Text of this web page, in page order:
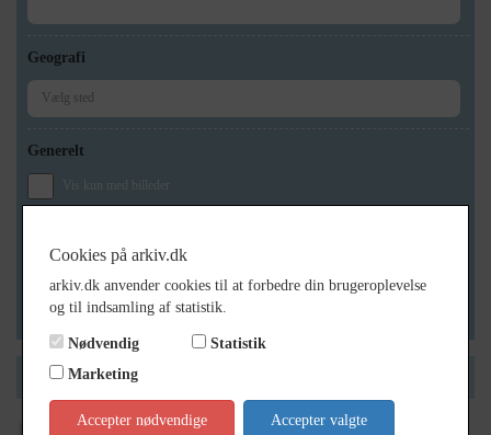
Geografi
Generelt
Vis kun med billeder
Vis kun med lydklip
Vis kun med kilder
Vis kun med geo-tag
Side 1 af 1
Cookies på arkiv.dk
arkiv.dk anvender cookies til at forbedre din brugeroplevelse
og til indsamling af statistik.
Nødvendig
Statistik
Marketing
Accepter nødvendige Accepter valgte